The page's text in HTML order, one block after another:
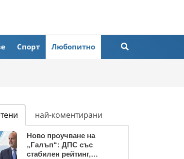
Спорт Любопитно
най-коментирани
Ново проучване на
„Галъп“: ДПС със
стабилен рейтинг,